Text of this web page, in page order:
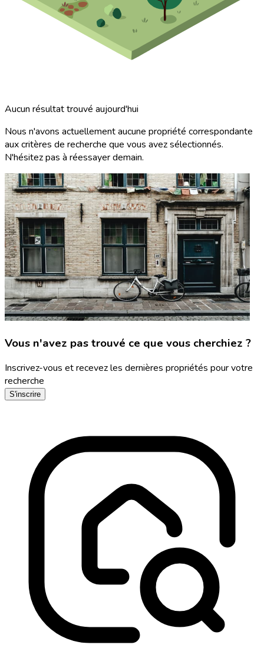
Aucun résultat trouvé aujourd'hui
Nous n'avons actuellement aucune propriété correspondante
aux critères de recherche que vous avez sélectionnés.
N'hésitez pas à réessayer demain.
Vous n'avez pas trouvé ce que vous cherchiez ?
Inscrivez-vous et recevez les dernières propriétés pour votre
recherche
S'inscrire